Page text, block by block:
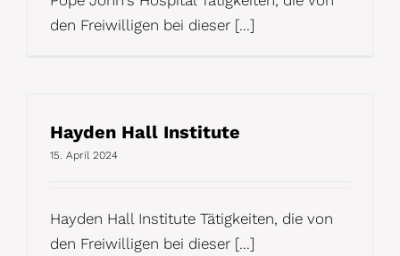
den Freiwilligen bei dieser [...]
Hayden Hall Institute
15. April 2024
Hayden Hall Institute Tätigkeiten, die von
den Freiwilligen bei dieser [...]